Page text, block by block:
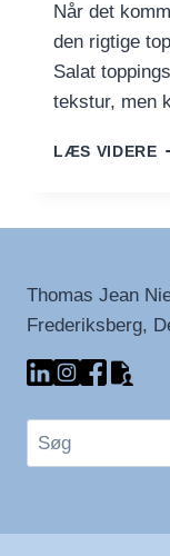
Når det
den rigtige
Salat
tekstur, men
LÆS VIDERE
Thomas Jean
Frederiksberg,
Søg